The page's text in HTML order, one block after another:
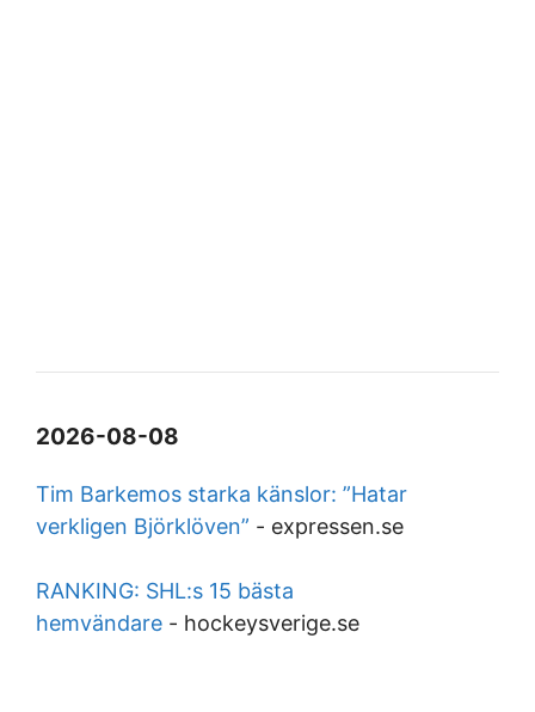
2026-08-08
Tim Barkemos starka känslor: ”Hatar
verkligen Björklöven” - expressen.se
RANKING: SHL:s 15 bästa
hemvändare - hockeysverige.se